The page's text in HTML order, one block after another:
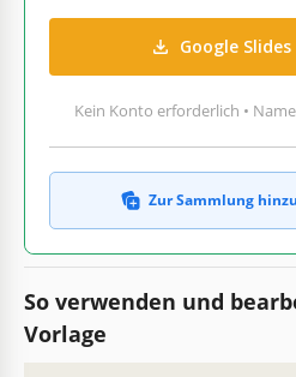
Google
Kein Konto erforderlich •
Zur Sammlung
So verwenden und
Vorlage